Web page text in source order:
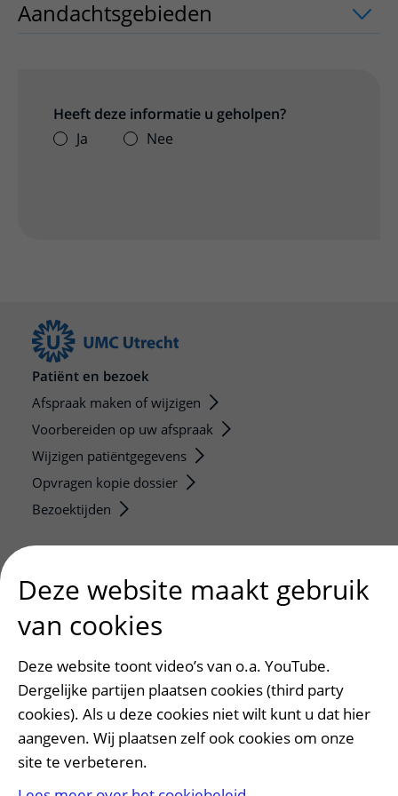
Aandachtsgebieden uitklapper, klik
Heeft deze informatie u geholpen?
Ja
Nee
Patiënt en bezoek
Afspraak maken of wijzigen
Voorbereiden op uw afspraak
Wijzigen patiëntgegevens
Opvragen kopie dossier
Bezoektijden
Onze opleidingen
Stage en opleidingsplaatsen
Research
Strategic programs
Research groups
Researchers
Research technologies
Deze website maakt gebruik
van cookies
Deze website toont video’s van o.a. YouTube.
Dergelijke partijen plaatsen cookies (third party
cookies). Als u deze cookies niet wilt kunt u dat hier
aangeven. Wij plaatsen zelf ook cookies om onze
site te verbeteren.